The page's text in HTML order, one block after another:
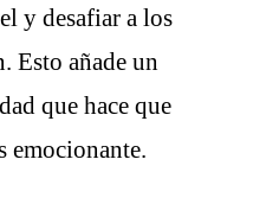
y desafiar a los
Esto añade un
que hace que
emocionante.